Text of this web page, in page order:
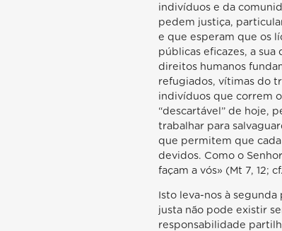
indivíduos e da
pedem justiça,
e que esperam que os
públicas eficazes, a
direitos humanos
refugiados, vítimas do
indivíduos que correm
“descartável” de hoje,
trabalhar para
que permitem que
devidos. Como o
façam a vós» (Mt 7, 12;
Isto leva-nos à
justa não pode existir
responsabilidade